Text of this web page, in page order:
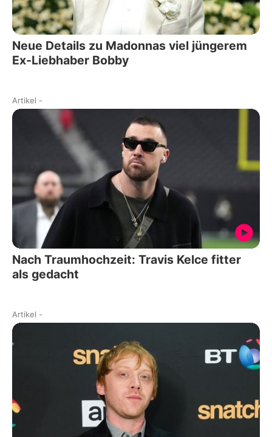
Neue Details zu Madonnas viel jüngerem
Ex-Liebhaber Bobby
Artikel -
Nach Traumhochzeit: Travis Kelce fitter
als gedacht
Artikel -